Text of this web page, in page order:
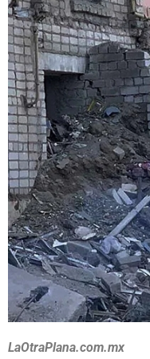
LaOtraPlana.com.mx